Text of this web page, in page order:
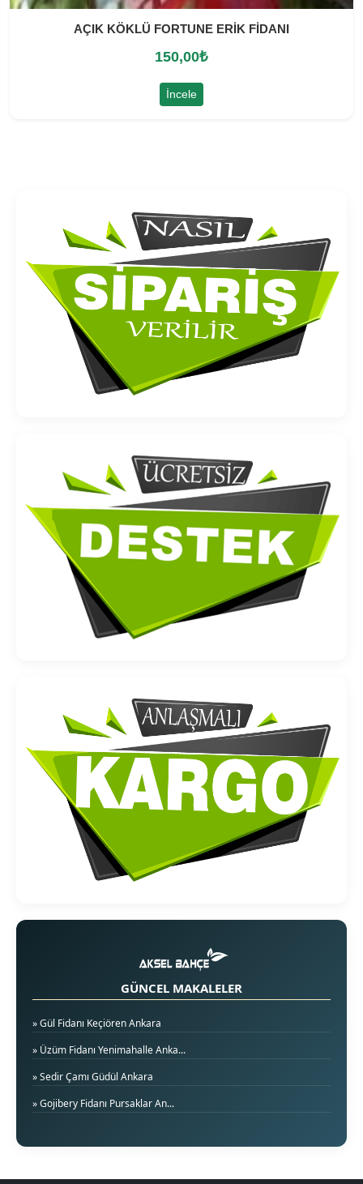
AÇIK KÖKLÜ FORTUNE ERİK FİDANI
150,00₺
İncele
GÜNCEL MAKALELER
» Gül Fidanı Keçiören Ankara
» Üzüm Fidanı Yenimahalle Anka...
» Sedir Çamı Güdül Ankara
» Gojibery Fidanı Pursaklar An...